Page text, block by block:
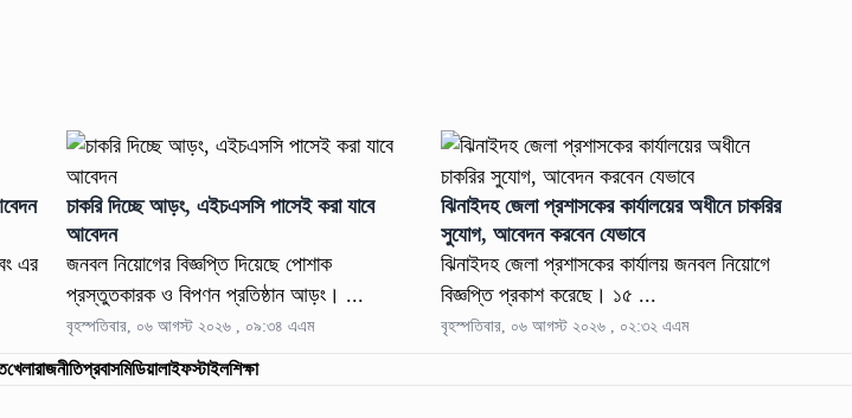
এর
চাকরি দিচ্ছে আড়ং, এইচএসসি পাসেই করা যাবে
আবেদন
জনবল নিয়োগের বিজ্ঞপ্তি দিয়েছে পোশাক
প্রস্তুতকারক ও বিপণন প্রতিষ্ঠান আড়ং। ...
বৃহস্পতিবার, ০৬ আগস্ট ২০২৬ , ০৯:৩৪ এএম
ঝিনাইদহ জেলা প্রশাসকের কার্যালয়ের অধীনে চাকরির
সুযোগ, আবেদন করবেন যেভাবে
ঝিনাইদহ জেলা প্রশাসকের কার্যালয় জনবল নিয়োগে
বিজ্ঞপ্তি প্রকাশ করেছে। ১৫ ...
বৃহস্পতিবার, ০৬ আগস্ট ২০২৬ , ০২:৩২ এএম
খেলারাজনীতিপ্রবাসমিডিয়ালাইফস্টাইলশিক্ষা